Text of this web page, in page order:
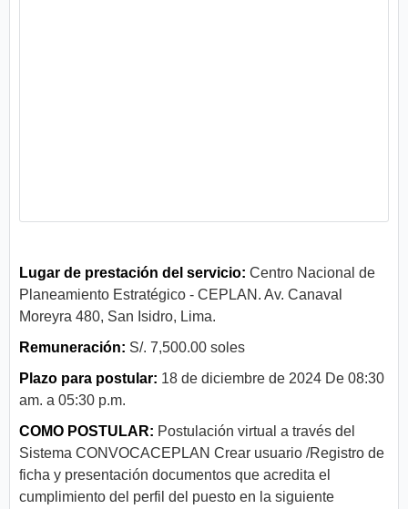
Lugar de prestación del servicio: Centro Nacional de
Planeamiento Estratégico - CEPLAN. Av. Canaval
Moreyra 480, San Isidro, Lima.
Remuneración: S/. 7,500.00 soles
Plazo para postular: 18 de diciembre de 2024 De 08:30
am. a 05:30 p.m.
COMO POSTULAR: Postulación virtual a través del
Sistema CONVOCACEPLAN Crear usuario /Registro de
ficha y presentación documentos que acredita el
cumplimiento del perfil del puesto en la siguiente